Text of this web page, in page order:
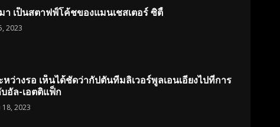
เป็นสตาฟฟ์โค้ชของแมนเชสเตอร์ ซิตี้
2023
ว่างรอ เห็นได้ชัดว่ากัปตันทีมลิเวอร์พูลเอนเอียงไปที่การ
อัล-เอตติแฟ็ก
2023